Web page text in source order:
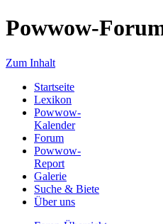
Powwow-
Zum Inhalt
Startseite
Lexikon
Powwow-
Kalender
Forum
Powwow-
Report
Galerie
Suche & Biete
Über uns